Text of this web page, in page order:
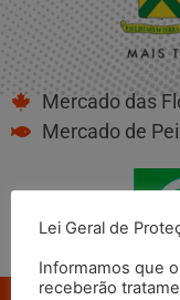
Mercado das
Mercado de
Lei Geral de
Informamos que
receberão